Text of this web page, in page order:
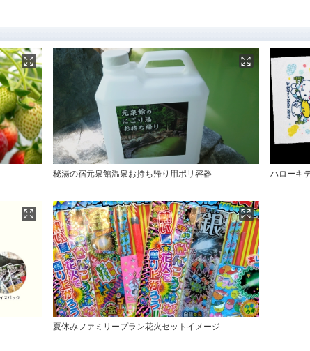
秘湯の宿元泉館温泉お持ち帰り用ポリ容器 ハローキ
夏休みファミリープラン花火セットイメージ